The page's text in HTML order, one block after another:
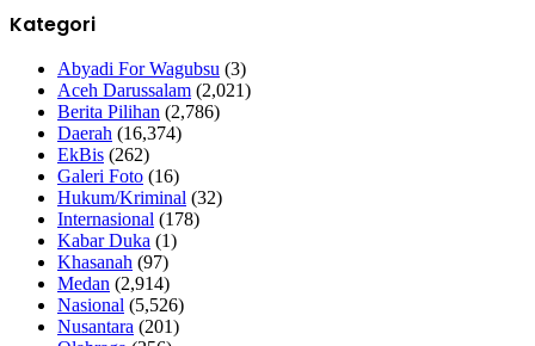
Kategori
Abyadi For Wagubsu (3)
Aceh Darussalam (2,021)
Berita Pilihan (2,786)
Daerah (16,374)
EkBis (262)
Galeri Foto (16)
Hukum/Kriminal (32)
Internasional (178)
Kabar Duka (1)
Khasanah (97)
Medan (2,914)
Nasional (5,526)
Nusantara (201)